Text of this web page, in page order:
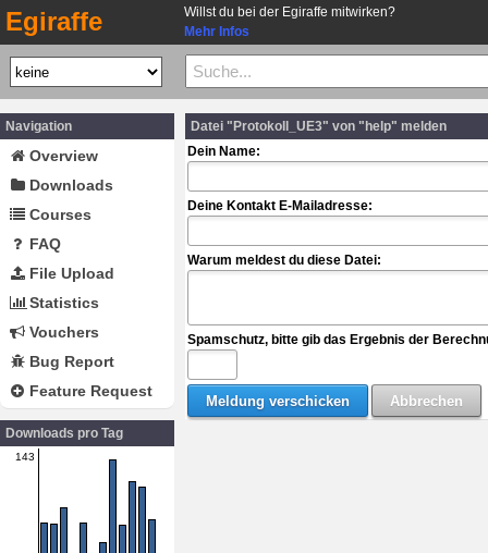
Egiraffe
Willst du bei der Egiraffe mitwirken?
Mehr Infos
Navigation
Overview
Downloads
Courses
FAQ
File Upload
Statistics
Vouchers
Bug Report
Feature Request
Downloads pro Tag
143
Datei "Protokoll_UE3" von "help" melden
Dein Name:
Deine Kontakt E-Mailadresse:
Warum meldest du diese Datei:
Spamschutz, bitte gib das Ergebnis der